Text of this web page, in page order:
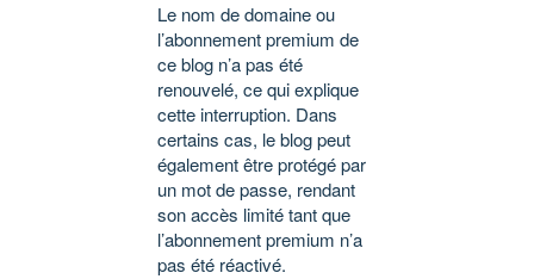
Le nom de domaine ou
l’abonnement premium de
ce blog n’a pas été
renouvelé, ce qui explique
cette interruption. Dans
certains cas, le blog peut
également être protégé par
un mot de passe, rendant
son accès limité tant que
l’abonnement premium n’a
pas été réactivé.